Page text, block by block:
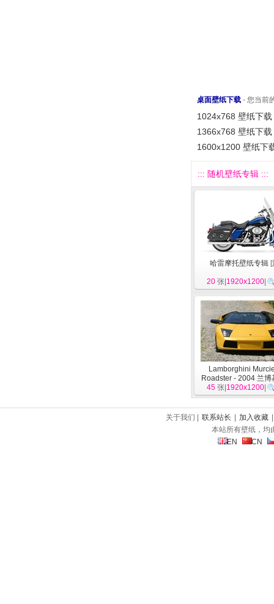
桌面壁纸下载 - 您当前
1024x768 壁纸下载
1366x768 壁纸下载
1600x1200 壁纸下
::: 随机壁纸专辑 :::
哈雷摩托壁纸专辑 [
20 张| 1920x1200
Lamborghini
Roadster - 2004 兰博
车]
45 张| 1920x1200
关于我们 | 联系站长 加入收藏
本站所有壁纸，均
EN
CN